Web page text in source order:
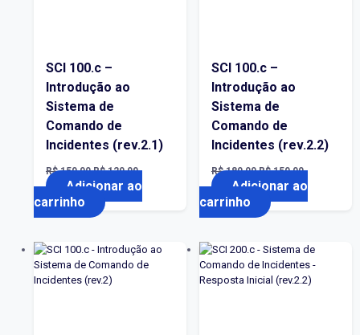
SCI 100.c –
Introdução ao
Sistema de
Comando de
Incidentes (rev.2.1)
R$150,00 O
preço
original
era:
R$ 150,00.
R$120,00O
atual
é:
Adicionar ao
carrinho
SCI 100.c –
Introdução ao
Sistema de
Comando de
Incidentes (rev.2.2)
R$180,00 O
preço
original
era:
R$ 180,00.
R$150,00O
atual
é:
Adicionar ao
carrinho